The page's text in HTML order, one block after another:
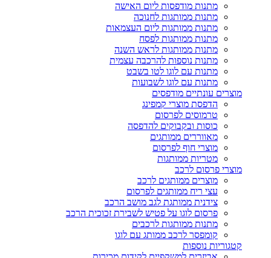
מתנות מודפסות ליום האישה
מתנות ממותגות לחנוכה
מתנות ממותגות ליום העצמאות
מתנות ממותגות לפסח
מתנות ממותגות לראש השנה
מתנות נוספות להרכבה עצמית
מתנות עם לוגו לטו בשבט
מתנות עם לוגו לשבועות
מוצרים עונתיים מודפסים
הדפסת מוצרי קמפינג
טרמוסים לפרסום
כוסות ובקבוקים להדפסה
מאווררים ממותגים
מוצרי חוף לפרסום
מטריות ממותגות
מוצרי פרסום לרכב
מוצרים ממותגים לרכב
עצי ריח ממותגים לפרסום
צידנית ממותגת לגב מושב הרכב
פרסום לוגו על פטיש לשבירת זכוכית הרכב
מתנות ממותגות לרכבים
קומפסר לרכב ממותג עם לוגו
קטגוריות נוספות